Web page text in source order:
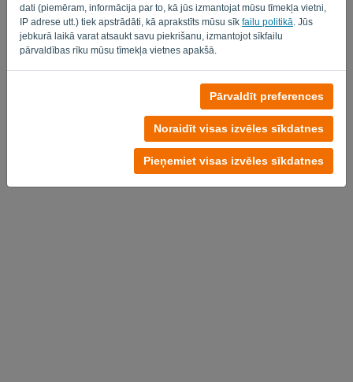
dati (piemēram, informācija par to, kā jūs izmantojat mūsu tīmekļa vietni,
IP adrese utt.) tiek apstrādāti, kā aprakstīts mūsu sīk failu politikā . Jūs
jebkurā laikā varat atsaukt savu piekrišanu, izmantojot sīkfailu
pārvaldības rīku mūsu tīmekļa vietnes apakšā.
Pārvaldīt preferences
Noraidīt visas izvēles sīkdatnes
Pieņemiet visas izvēles sīkdatnes
Izmēģiniet bez maksas tūlīt
Noteikumi un nosacījumi